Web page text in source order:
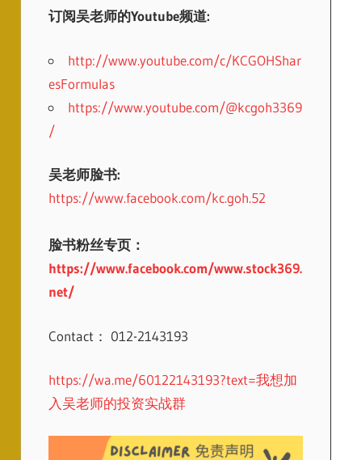
订阅吴老师的Youtube频道:
http://www.youtube.com/c/KCGOHShar
esFormulas
https://www.youtube.com/@kcgoh3369
/
吴老师脸书:
https://www.facebook.com/kc.goh.52
脸书粉丝专页：
https://www.facebook.com/www.stock369.
net/
Contact： 012-2143193
https://wa.me/60122143193?text=我想加
入吴老师的投资实战群